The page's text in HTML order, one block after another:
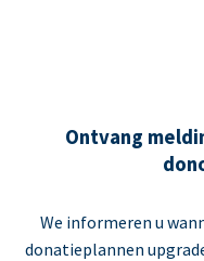
Ontvang
We informeren u
donatieplannen